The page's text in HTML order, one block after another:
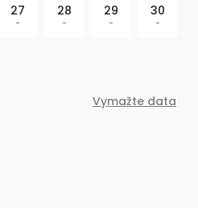
27
-
28
-
29
-
30
-
Vymažte data